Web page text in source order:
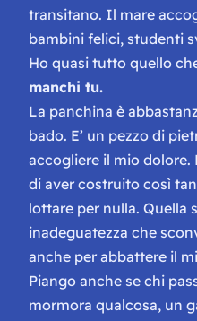
transitano. Il mare
bambini felici, studenti
Ho quasi tutto quello
manchi tu.
La panchina è
bado. E’ un pezzo di
accogliere il mio
di aver costruito così
lottare per nulla. Quella
inadeguatezza che
anche per abbattere il
Piango anche se chi
mormora qualcosa, un